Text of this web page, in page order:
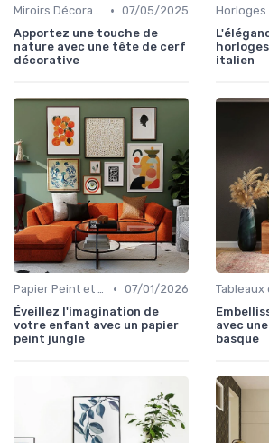
Miroirs Décoratifs • 07/05/2025
Apportez une touche de
nature avec une tête de cerf
décorative
italien
Papier Peint et Revêtements Muraux • 07/01/2026
Éveillez l'imagination de
votre enfant avec un papier
peint jungle
avec
basque